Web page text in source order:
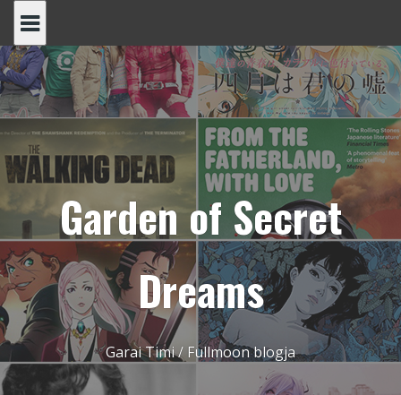
content
Garden of Secret
Dreams
Garai Timi / Fullmoon blogja